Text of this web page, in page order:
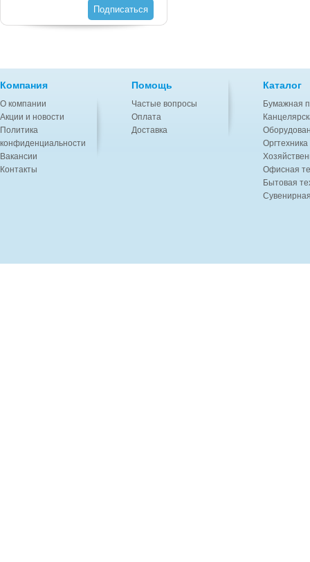
Подписаться
Компания
О компании
Акции и новости
Политика
конфиденциальности
Вакансии
Контакты
Помощь
Частые вопросы
Оплата
Доставка
Каталог
Бумажная
Офисная
Бытовая